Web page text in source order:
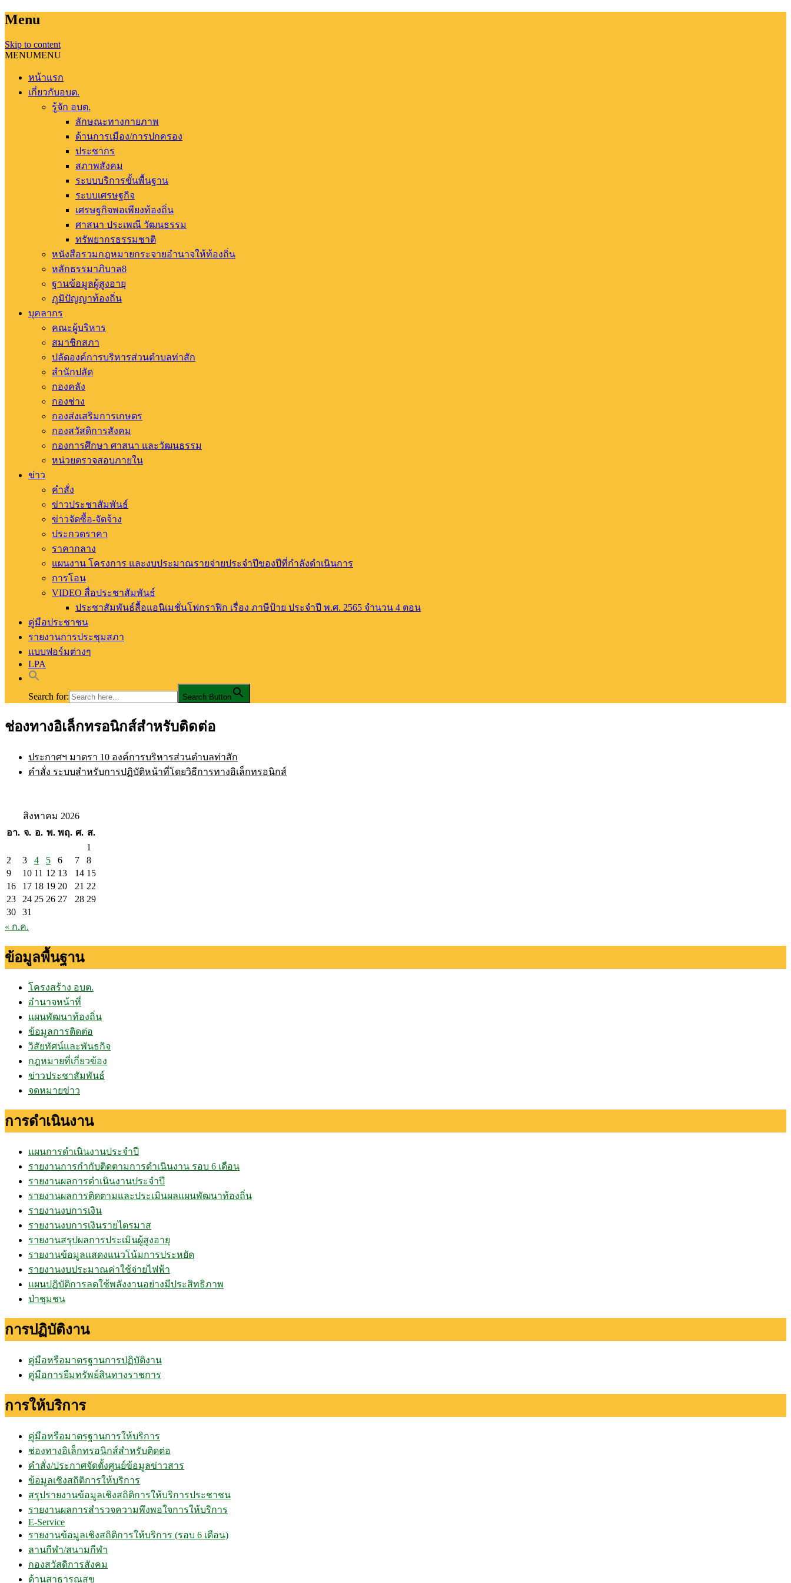
Menu
Skip to content
MENUMENU
หน้าแรก
เกี่ยวกับอบต.
รู้จัก อบต.
ลักษณะทางกายภาพ
ด้านการเมือง/การปกครอง
ประชากร
สภาพสังคม
ระบบบริการขั้นพื้นฐาน
ระบบเศรษฐกิจ
เศรษฐกิจพอเพียงท้องถิ่น
ศาสนา ประเพณี วัฒนธรรม
ทรัพยากรธรรมชาติ
หนังสือรวมกฎหมายกระจายอำนาจให้ท้องถิ่น
หลักธรรมาภิบาล8
ฐานข้อมูลผู้สูงอายุ
ภูมิปัญญาท้องถิ่น
บุคลากร
คณะผู้บริหาร
สมาชิกสภา
ปลัดองค์การบริหารส่วนตำบลท่าสัก
สำนักปลัด
กองคลัง
กองช่าง
กองส่งเสริมการเกษตร
กองสวัสดิการสังคม
กองการศึกษา ศาสนา และวัฒนธรรม
หน่วยตรวจสอบภายใน
ข่าว
คำสั่ง
ข่าวประชาสัมพันธ์
ข่าวจัดซื้อ-จัดจ้าง
ประกวดราคา
ราคากลาง
แผนงาน โครงการ และงบประมาณรายจ่ายประจำปีของปีที่กำลังดำเนินการ
การโอน
VIDEO สื่อประชาสัมพันธ์
ประชาสัมพันธ์สื้อแอนิเมชั่นโฟกราฟิก เรื่อง ภาษีป้าย ประจำปี พ.ศ. 2565 จำนวน 4 ตอน
คู่มือประชาชน
รายงานการประชุมสภา
แบบฟอร์มต่างๆ
LPA
Search for: Search Button
อบต.ท่าสัก อ.พิชัย จ.อุตรดิตถ์
ช่องทางอิเล็กทรอนิกส์สำหรับติดต่อ
ประกาศฯ มาตรา 10 องค์การบริหารส่วนตำบลท่าสัก
คำสั่ง ระบบสำหรับการปฏิบัติหน้าที่โดยวิธีการทางอิเล็กทรอนิกส์
สิงหาคม 2026
อา. จ. อ. พ. พฤ. ศ. ส.
1
2
3 4 5 6 7
8
9
10 11 12 13 14 15
16
17 18 19 20 21 22
23
24 25 26 27 28 29
30
31
« ก.ค.
ข้อมูลพื้นฐาน
โครงสร้าง อบต.
อำนาจหน้าที่
แผนพัฒนาท้องถิ่น
ข้อมูลการติดต่อ
วิสัยทัศน์และพันธกิจ
กฎหมายที่เกี่ยวข้อง
ข่าวประชาสัมพันธ์
จดหมายข่าว
การดำเนินงาน
แผนการดำเนินงานประจำปี
รายงานการกำกับติดตามการดำเนินงาน รอบ 6 เดือน
รายงานผลการดำเนินงานประจำปี
รายงานผลการติดตามและประเมินผลแผนพัฒนาท้องถิ่น
รายงานงบการเงิน
รายงานงบการเงินรายไตรมาส
รายงานสรุปผลการประเมินผู้สูงอายุ
รายงานข้อมูลแสดงแนวโน้มการประหยัด
รายงานงบประมาณค่าใช้จ่ายไฟฟ้า
แผนปฏิบัติการลดใช้พลังงานอย่างมีประสิทธิภาพ
ป่าชุมชน
การปฏิบัติงาน
คู่มือหรือมาตรฐานการปฏิบัติงาน
คู่มือการยืมทรัพย์สินทางราชการ
การให้บริการ
คู่มือหรือมาตรฐานการให้บริการ
ช่องทางอิเล็กทรอนิกส์สำหรับติดต่อ
คำสั่ง/ประกาศจัดตั้งศูนย์ข้อมูลข่าวสาร
ข้อมูลเชิงสถิติการให้บริการ
สรุปรายงานข้อมูลเชิงสถิติการให้บริการประชาชน
รายงานผลการสำรวจความพึงพอใจการให้บริการ
E-Service
รายงานข้อมูลเชิงสถิติการให้บริการ (รอบ 6 เดือน)
ลานกีฬา/สนามกีฬา
กองสวัสดิการสังคม
ด้านสาธารณสุข